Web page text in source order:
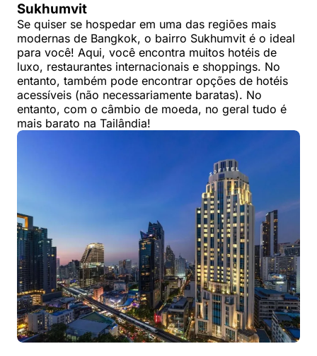
Sukhumvit
Se quiser se hospedar em uma das regiões mais
modernas de Bangkok, o bairro Sukhumvit é o ideal
para você! Aqui, você encontra muitos hotéis de
luxo, restaurantes internacionais e shoppings. No
entanto, também pode encontrar opções de hotéis
acessíveis (não necessariamente baratas). No
entanto, com o câmbio de moeda, no geral tudo é
mais barato na Tailândia!